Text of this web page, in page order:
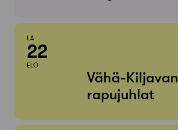
LA
22
ELO
Vähä-Kiljavan
rapujuhlat